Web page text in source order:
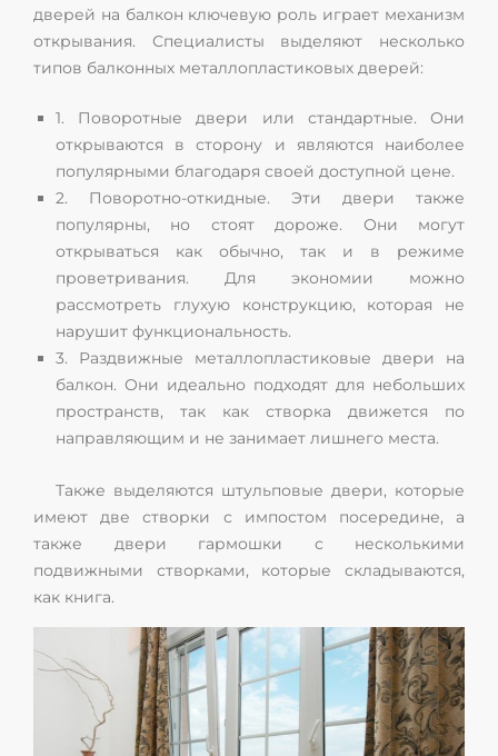
дверей на балкон ключевую роль играет механизм
открывания. Специалисты выделяют несколько
типов балконных металлопластиковых дверей:
1. Поворотные двери или стандартные. Они
открываются в сторону и являются наиболее
популярными благодаря своей доступной цене.
2. Поворотно-откидные. Эти двери также
популярны, но стоят дороже. Они могут
открываться как обычно, так и в режиме
проветривания. Для экономии можно
рассмотреть глухую конструкцию, которая не
нарушит функциональность.
3. Раздвижные металлопластиковые двери на
балкон. Они идеально подходят для небольших
пространств, так как створка движется по
направляющим и не занимает лишнего места.
Также выделяются штульповые двери, которые
имеют две створки с импостом посередине, а
также двери гармошки с несколькими
подвижными створками, которые складываются,
как книга.